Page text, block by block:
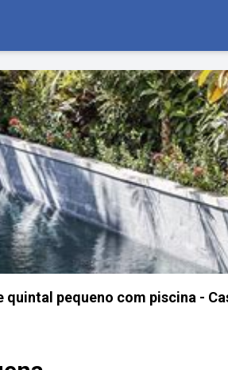
quintal pequeno com piscina -